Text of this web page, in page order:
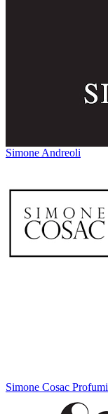
Simone Andreoli
Simone Cosac Profumi